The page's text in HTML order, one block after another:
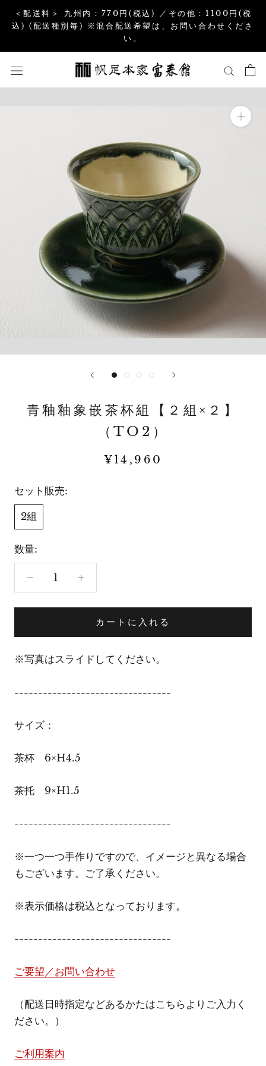
を
＜配送料＞ 九州内：770円(税込) ／その他：1100円(税
込) (配送種別毎) ※混合配送希望は、お問い合わせくださ
い。
青釉釉象嵌茶杯組【２組×２】
（TO2）
¥14,960
セット販売:
2組
数量:
カートに入れる
※写真はスライドしてください。
---------------------------------
サイズ：
茶杯 6×H4.5
茶托 9×H1.5
---------------------------------
※一つ一つ手作りですので、イメージと異なる場合
もございます。ご了承ください。
※表示価格は税込となっております。
---------------------------------
ご要望／お問い合わせ
（配送日時指定などあるかたはこちらよりご入力く
ださい。）
ご利用案内